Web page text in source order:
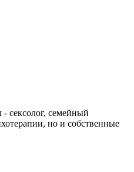
сексолог, семейный
но и собственные